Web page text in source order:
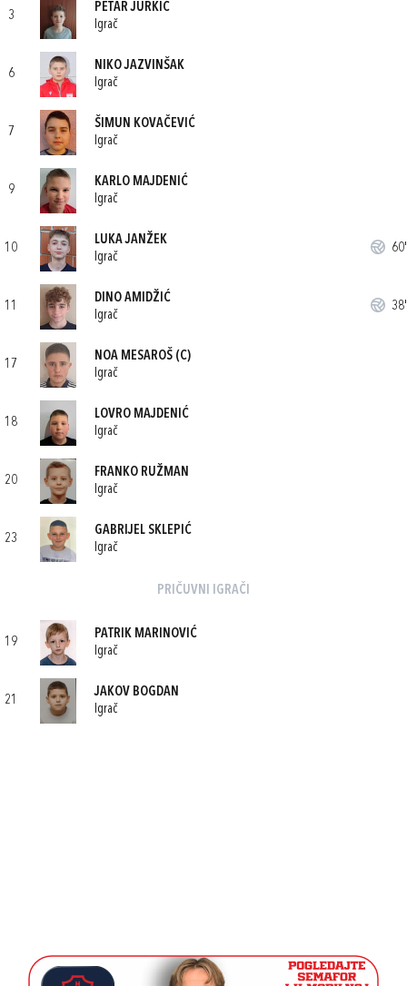
3
PETAR JURKIĆ
Igrač
6
NIKO JAZVINŠAK
Igrač
7
ŠIMUN KOVAČEVIĆ
Igrač
9
KARLO MAJDENIĆ
Igrač
10
LUKA JANŽEK
Igrač
60'
11
DINO AMIDŽIĆ
Igrač
38'
17
NOA MESAROŠ (C)
Igrač
18
LOVRO MAJDENIĆ
Igrač
20
FRANKO RUŽMAN
Igrač
23
GABRIJEL SKLEPIĆ
Igrač
PRIČUVNI IGRAČI
19
PATRIK MARINOVIĆ
Igrač
21
JAKOV BOGDAN
Igrač